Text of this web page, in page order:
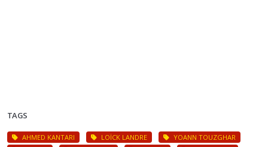
TAGS
AHMED KANTARI LOÏCK LANDRE
YOANN TOUZGHAR